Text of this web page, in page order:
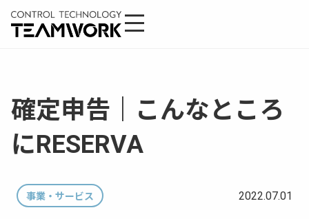
確定申告｜こんなところ
にRESERVA
事業・サービス 2022.07.01